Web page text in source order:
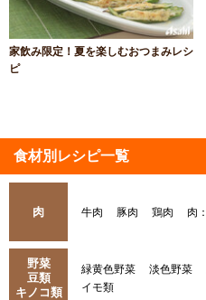
家飲み限定！夏を楽しむおつまみレシ
ピ
食材別レシピ一覧
肉 牛肉 豚肉 鶏肉 肉
野菜
豆類
キノコ類
緑黄色野菜 淡色野菜
イモ類